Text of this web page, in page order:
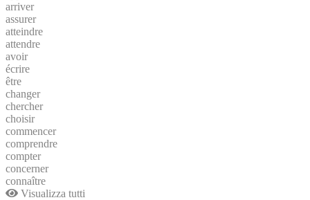
arriver
assurer
atteindre
attendre
avoir
écrire
être
changer
chercher
choisir
commencer
comprendre
compter
concerner
connaître
Visualizza tutti